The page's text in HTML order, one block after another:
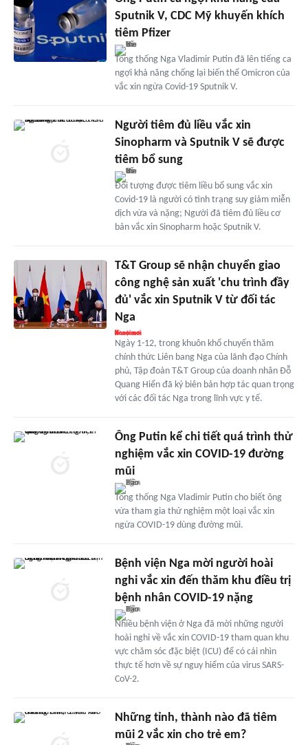
Sputnik V, CDC Mỹ khuyến khích
tiêm Pfizer
Tổng thống Nga Vladimir Putin đã lên tiếng ca
ngợi khả năng chống lại biến thể Omicron của
vắc xin ngừa Covid-19 Sputnik V.
Người tiêm đủ liều vắc xin
Sinopharm và Sputnik V sẽ được
tiêm bổ sung
Đối tượng được tiêm liều bổ sung vắc xin
Covid-19 là người có tình trạng suy giảm miễn
dịch vừa và nặng; Người đã tiêm đủ liều cơ
bản vắc xin Sinopharm hoặc Sputnik V.
T&T Group sẽ nhận chuyển giao
công nghệ sản xuất 'chu trình đầy
đủ' vắc xin Sputnik V từ đối tác
Nga
Ngày 1-12, trong khuôn khổ chuyến thăm
chính thức Liên bang Nga của lãnh đạo Chính
phủ, Tập đoàn T&T Group của doanh nhân Đỗ
Quang Hiển đã ký biên bản hợp tác quan trọng
với các đối tác Nga trong lĩnh vực y tế.
Ông Putin kể chi tiết quá trình thử
nghiệm vắc xin COVID-19 đường
mũi
Tổng thống Nga Vladimir Putin cho biết ông
vừa tham gia thử nghiệm một loại vắc xin
ngừa COVID-19 dùng đường mũi.
Bệnh viện Nga mời người hoài
nghi vắc xin đến thăm khu điều trị
bệnh nhân COVID-19 nặng
Nhiều bệnh viện ở Nga đã mời những người
hoài nghi về vắc xin COVID-19 tham quan khu
vực chăm sóc đặc biệt (ICU) để có cái nhìn
thực tế hơn về sự nguy hiểm của virus SARS-
CoV-2.
Những tỉnh, thành nào đã tiêm
mũi 2 vắc xin cho trẻ em?